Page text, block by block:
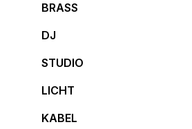
BRASS
DJ
STUDIO
LICHT
KABEL